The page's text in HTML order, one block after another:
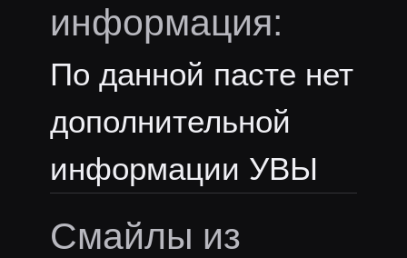
информация:
По данной пасте нет
дополнительной
информации УВЫ
Смайлы из